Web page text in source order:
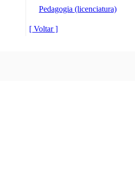
Pedagogia (licenciatura)
[ Voltar ]